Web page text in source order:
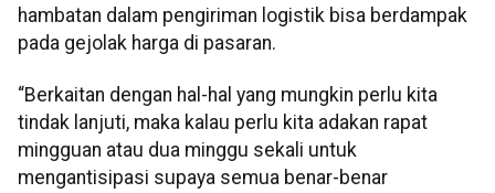
hambatan dalam pengiriman logistik bisa berdampak
pada gejolak harga di pasaran.
“Berkaitan dengan hal-hal yang mungkin perlu kita
tindak lanjuti, maka kalau perlu kita adakan rapat
mingguan atau dua minggu sekali untuk
mengantisipasi supaya semua benar-benar